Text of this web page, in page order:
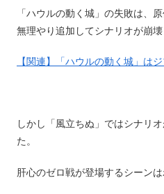
「ハウルの動く城」の失敗は、
無理やり追加してシナリオが崩壊
【関連】「ハウルの動く城」は
しかし「風立ちぬ」ではシナリ
た。
肝心のゼロ戦が登場するシーン